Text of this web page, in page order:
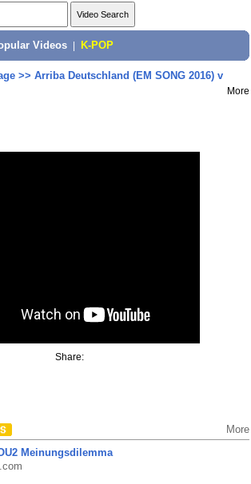
Videos K-POP
>> Arriba Deutschland (EM SONG 2016) v
More
Share:
More
Meinungsdilemma